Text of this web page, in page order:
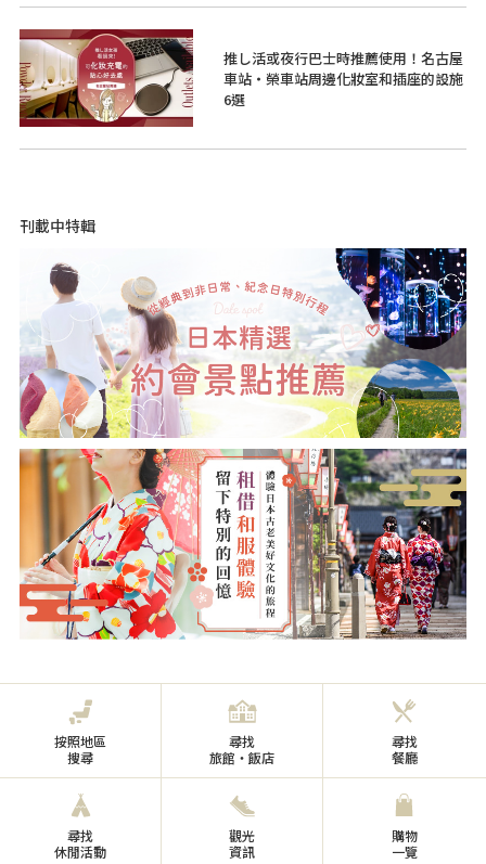
推し活或夜行巴士時推薦使用！名古屋
車站・榮車站周邊化妝室和插座的設施
6選
刊載中特輯
按照地區
搜尋
尋找
旅館・飯店
尋找
餐廳
尋找
休閒活動
觀光
資訊
購物
一覽